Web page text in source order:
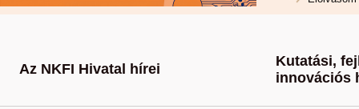
Az NKFI Hivatal hírei
Kutatási,
innovációs